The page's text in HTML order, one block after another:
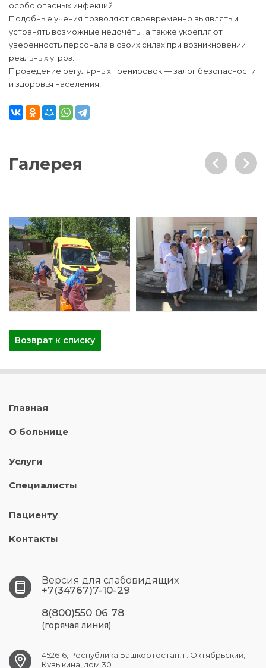
особо опасных инфекций.
Подобные учения позволяют своевременно выявлять и
устранять возможные недочёты, а также укрепляют
уверенность персонала в своих силах при возникновении
реальных угроз.
Проведение регулярных тренировок — залог безопасности
и здоровья населения!
Галерея
Возврат к списку
Главная
О больнице
Услуги
Специалисты
Пациенту
Контакты
Версия для слабовидящих
+7(34767)7-10-29
8(800)550 06 78
(горячая линия)
452616, Республика Башкортостан, г. Октябрьский,
Кувыкина, дом 30